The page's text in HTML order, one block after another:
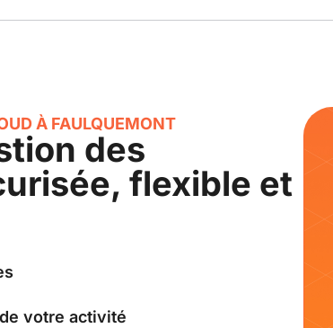
À FAULQUEMONT
des
flexible et
votre activité